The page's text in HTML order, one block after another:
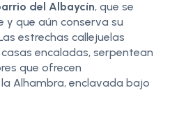
del Albaycín, que se
y que aún conserva su
estrechas callejuelas
encaladas, serpentean
que ofrecen
Alhambra, enclavada bajo